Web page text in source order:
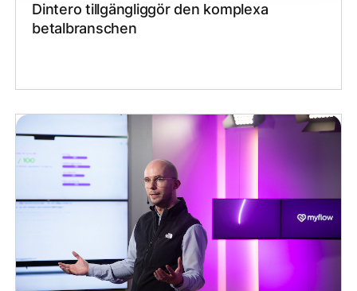
Dintero tillgängliggör den komplexa
betalbranschen